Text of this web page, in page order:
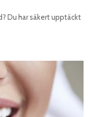
Du har säkert upptäckt